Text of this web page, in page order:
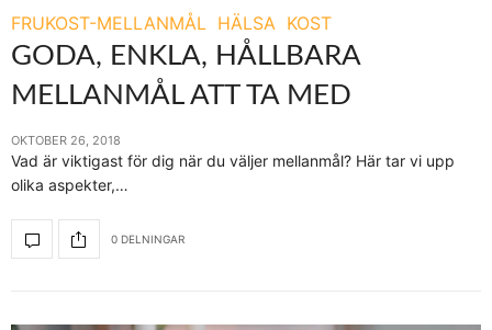
FRUKOST-MELLANMÅL HÄLSA KOST
GODA, ENKLA, HÅLLBARA
MELLANMÅL ATT TA MED
OKTOBER 26, 2018
Vad är viktigast för dig när du väljer mellanmål? Här tar vi upp
olika aspekter,…
0 DELNINGAR